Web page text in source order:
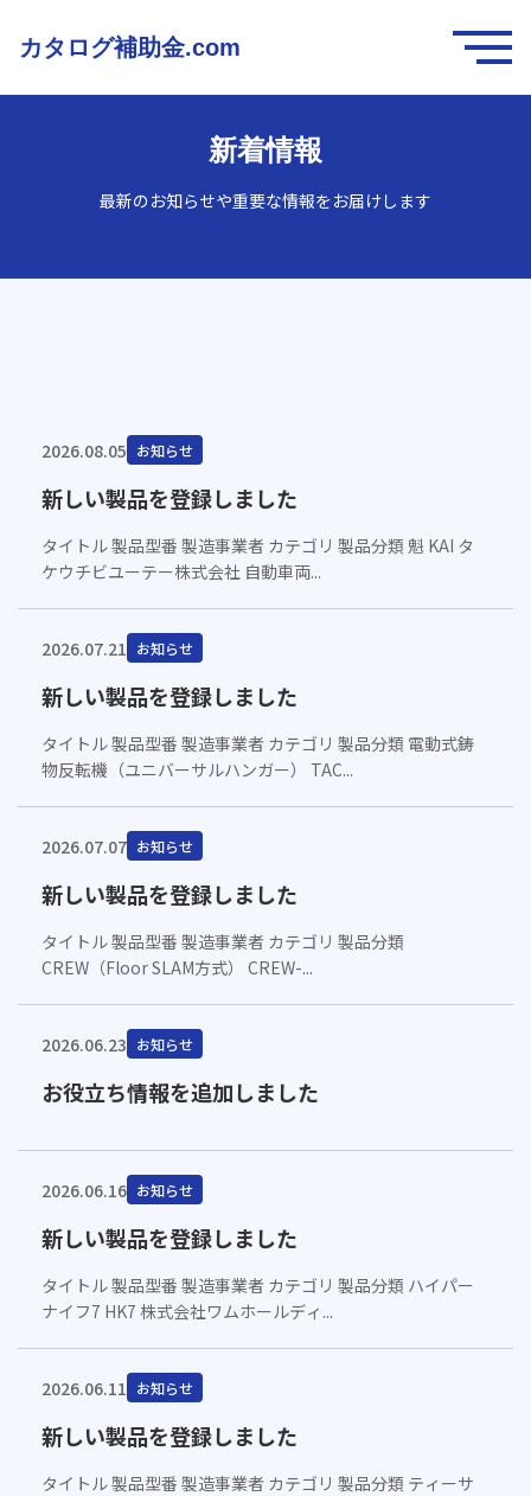
カタログ補助金.com
新着情報
最新のお知らせや重要な情報をお届けします
2026.08.05 お知らせ
新しい製品を登録しました
タイトル 製品型番 製造事業者 カテゴリ 製品分類 魁 KAI タ
ケウチビユーテー株式会社 自動車両...
2026.07.21 お知らせ
新しい製品を登録しました
タイトル 製品型番 製造事業者 カテゴリ 製品分類 電動式鋳
物反転機（ユニバーサルハンガー） TAC...
2026.07.07 お知らせ
新しい製品を登録しました
タイトル 製品型番 製造事業者 カテゴリ 製品分類
CREW（Floor SLAM方式） CREW-...
2026.06.23 お知らせ
お役立ち情報を追加しました
2026.06.16 お知らせ
新しい製品を登録しました
タイトル 製品型番 製造事業者 カテゴリ 製品分類 ハイパー
ナイフ7 HK7 株式会社ワムホールディ...
2026.06.11 お知らせ
新しい製品を登録しました
タイトル 製品型番 製造事業者 カテゴリ 製品分類 ティーサ